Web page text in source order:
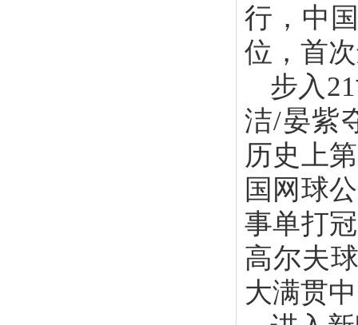
行，中
位，首
步入
洁/晏紫
历史上
国网球
事单打
高尔夫
大满贯